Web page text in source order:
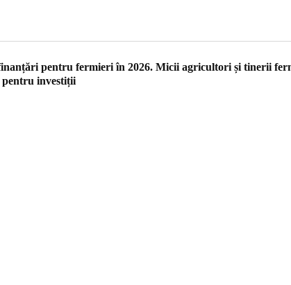
pentru fermieri în 2026. Micii agricultori și tinerii
pentru investiții